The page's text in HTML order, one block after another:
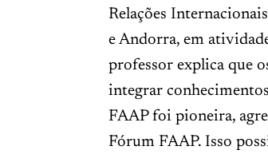
Relações
e Andorra, em
professor explica que
integrar
FAAP foi pioneira,
Fórum FAAP. Isso